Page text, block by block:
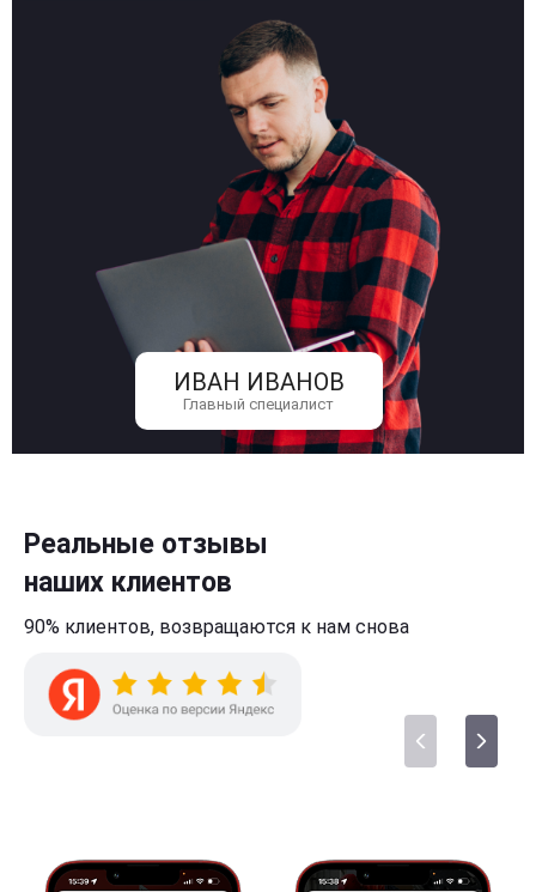
ИВАН ИВАНОВ
Главный специалист
Реальные отзывы
наших клиентов
90% клиентов, возвращаются к нам снова